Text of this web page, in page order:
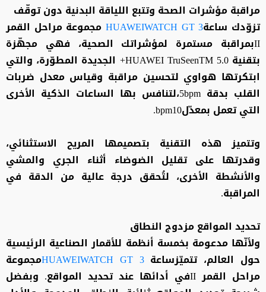
مراقبة مؤشرات الصحة وتتبع اللياقة البدنية دون توقّف
تزوّدك ساعةHUAWEIWATCH GT 3 مجموعة مراحل القمر
IIبمراقبة مستمرة لمؤشراتك الصحية، فهي مجهّزة
بتقنية HUAWEI TruSeenTM 5.0+ الجديدة المطوّرة، والتي
ابتكرتها هواوي لتحسين مراقبة وقياس معدل ضربات
القلب بدقة 5bpm،لتنافس بها الساعات الذكية الأخرى
التي تعمل بمعدّلbpm10.
وتتميز هذه التقنية بتصميمها المريح الاستثنائي،
وقدرتها على تقليل الضوضاء أثناء الجري والمشي
والأنشطة الأخرى، لتُحقق درجة عالية من الدقة في
المراقبة.
تحديد المواقع مزدوج النطاق
ولأنّها مدعومة بخمسة أنظمة للأقمار الصناعية الرئيسية
حول العالم، تتميّزساعةHUAWEIWATCH GT 3مجموعة
مراحل القمر IIفي أدائها عند تحديد المواقع. وبفضل